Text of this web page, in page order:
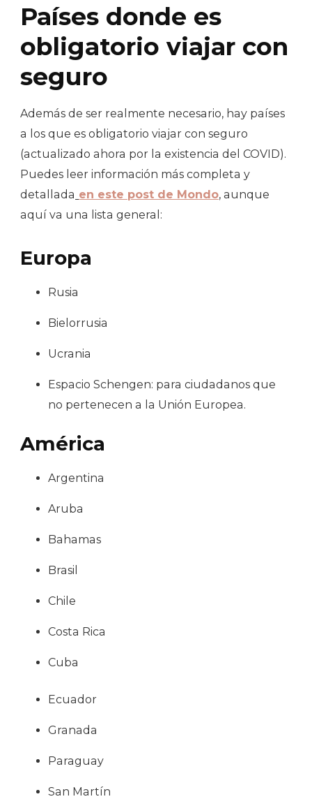
Países donde es
obligatorio viajar con
seguro
Además de ser realmente necesario, hay países
a los que es obligatorio viajar con seguro
(actualizado ahora por la existencia del COVID).
Puedes leer información más completa y
detallada en este post de Mondo, aunque
aquí va una lista general:
Europa
Rusia
Bielorrusia
Ucrania
Espacio Schengen: para ciudadanos que
no pertenecen a la Unión Europea.
América
Argentina
Aruba
Bahamas
Brasil
Chile
Costa Rica
Cuba
Ecuador
Granada
Paraguay
San Martín